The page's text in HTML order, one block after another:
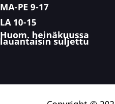
MA-PE 9-17
LA 10-15
Huom. heinäkuussa
lauantaisin suljettu